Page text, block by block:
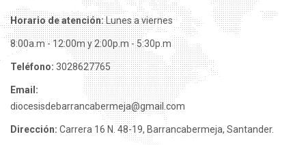
Horario de atención:Lunes a viernes
8:00a.m - 12:00m y 2:00p.m - 5:30p.m
Teléfono: 3028627765
Email:
diocesisdebarrancabermeja@gmail.com
Dirección: Carrera 16 N. 48-19, Barrancabermeja, Santander.